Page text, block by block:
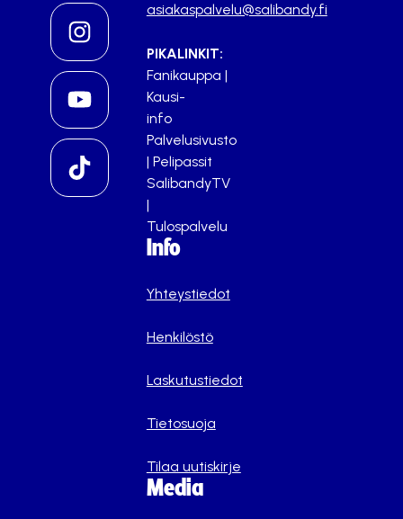
asiakaspalvelu@salibandy.fi
PIKALINKIT:
Fanikauppa |
Kausi-
info
Palvelusivusto
| Pelipassit
SalibandyTV
|
Tulospalvelu
Info
Yhteystiedot
Henkilöstö
Laskutustiedot
Tietosuoja
Tilaa uutiskirje
Media